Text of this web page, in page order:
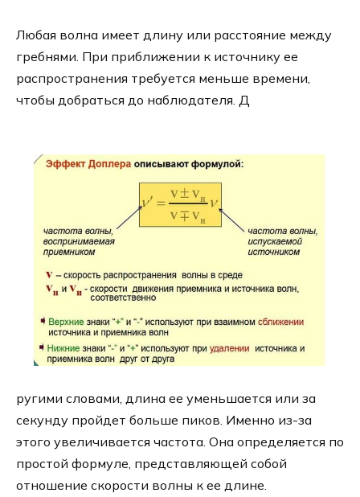
Любая волна имеет длину или расстояние между
гребнями. При приближении к источнику ее
распространения требуется меньше времени,
чтобы добраться до наблюдателя. Д
ругими словами, длина ее уменьшается или за
секунду пройдет больше пиков. Именно из-за
этого увеличивается частота. Она определяется по
простой формуле, представляющей собой
отношение скорости волны к ее длине.